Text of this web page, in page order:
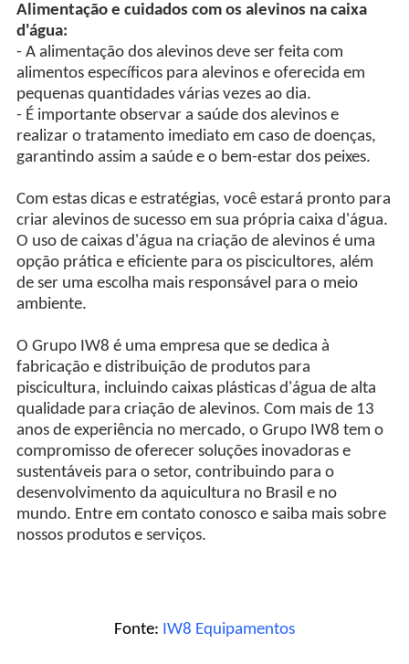
Alimentação e cuidados com os alevinos na caixa
d'água:
- A alimentação dos alevinos deve ser feita com
alimentos específicos para alevinos e oferecida em
pequenas quantidades várias vezes ao dia.
- É importante observar a saúde dos alevinos e
realizar o tratamento imediato em caso de doenças,
garantindo assim a saúde e o bem-estar dos peixes.
Com estas dicas e estratégias, você estará pronto para
criar alevinos de sucesso em sua própria caixa d'água.
O uso de caixas d'água na criação de alevinos é uma
opção prática e eficiente para os piscicultores, além
de ser uma escolha mais responsável para o meio
ambiente.
O Grupo IW8 é uma empresa que se dedica à
fabricação e distribuição de produtos para
piscicultura, incluindo caixas plásticas d'água de alta
qualidade para criação de alevinos. Com mais de 13
anos de experiência no mercado, o Grupo IW8 tem o
compromisso de oferecer soluções inovadoras e
sustentáveis para o setor, contribuindo para o
desenvolvimento da aquicultura no Brasil e no
mundo. Entre em contato conosco e saiba mais sobre
nossos produtos e serviços.
Fonte: IW8 Equipamentos